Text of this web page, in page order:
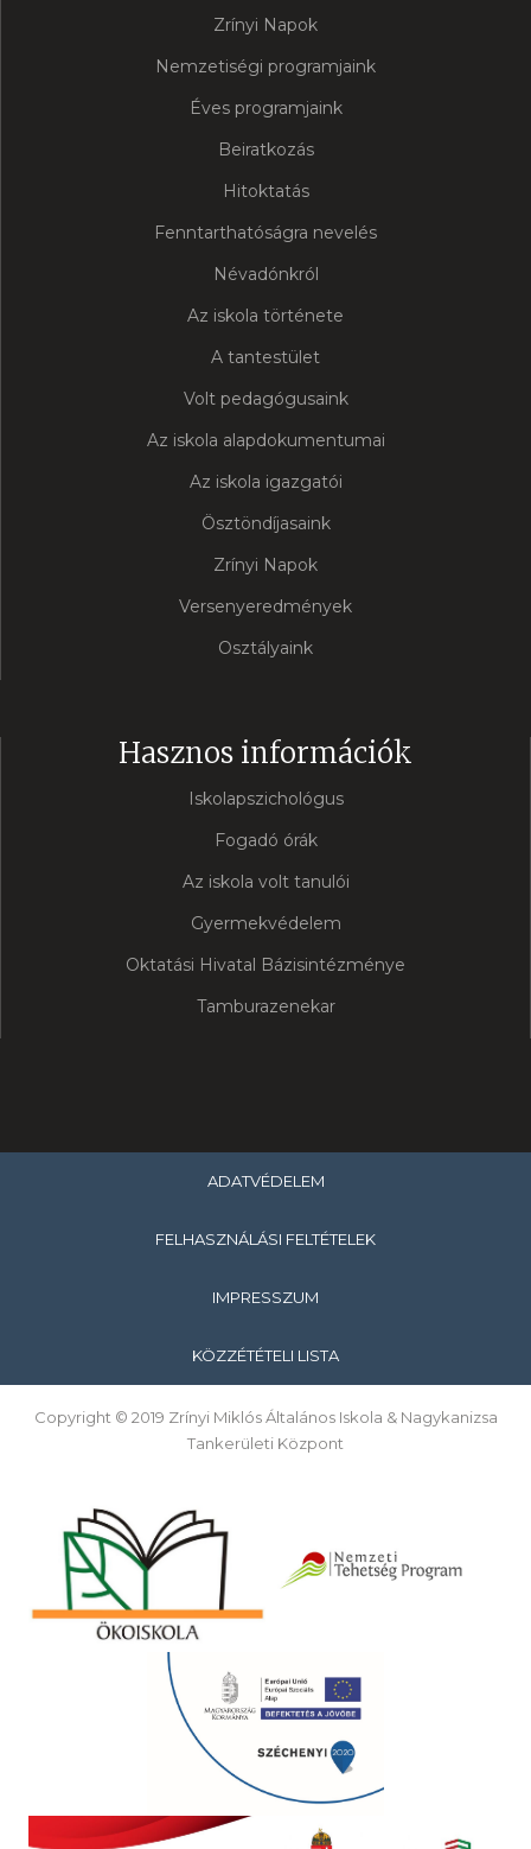
Zrínyi Napok
Nemzetiségi programjaink
Éves programjaink
Beiratkozás
Hitoktatás
Fenntarthatóságra nevelés
Névadónkról
Az iskola története
A tantestület
Volt pedagógusaink
Az iskola alapdokumentumai
Az iskola igazgatói
Ösztöndíjasaink
Zrínyi Napok
Versenyeredmények
Osztályaink
Hasznos információk
Iskolapszichológus
Fogadó órák
Az iskola volt tanulói
Gyermekvédelem
Oktatási Hivatal Bázisintézménye
Tamburazenekar
ADATVÉDELEM
FELHASZNÁLÁSI FELTÉTELEK
IMPRESSZUM
KÖZZÉTÉTELI LISTA
Copyright © 2019 Zrínyi Miklós Általános Iskola & Nagykanizsa
Tankerületi Központ